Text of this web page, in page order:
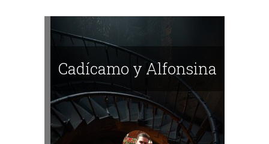
Cadícamo y Alfonsina